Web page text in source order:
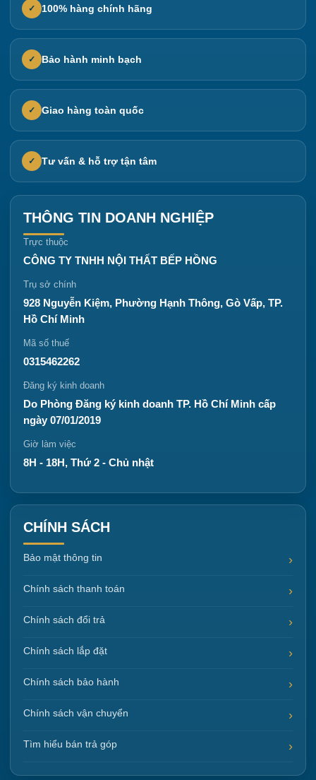
✓ 100% hàng chính hãng
✓ Bảo hành minh bạch
✓ Giao hàng toàn quốc
✓ Tư vấn & hỗ trợ tận tâm
THÔNG TIN DOANH NGHIỆP
Trực thuộc
CÔNG TY TNHH NỘI THẤT BẾP HỒNG
Trụ sở chính
928 Nguyễn Kiệm, Phường Hạnh Thông, Gò Vấp, TP.
Hồ Chí Minh
Mã số thuế
0315462262
Đăng ký kinh doanh
Do Phòng Đăng ký kinh doanh TP. Hồ Chí Minh cấp
ngày 07/01/2019
Giờ làm việc
8H - 18H, Thứ 2 - Chủ nhật
CHÍNH SÁCH
Bảo mật thông tin
Chính sách thanh toán
Chính sách đổi trả
Chính sách lắp đặt
Chính sách bảo hành
Chính sách vận chuyển
Tìm hiểu bán trả góp